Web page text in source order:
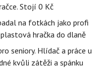
Stojí 0 Kč
na fotkách jako profi
hračka do dlaně
seniory. Hlídač a práce u
kvůli zátěži a spánku